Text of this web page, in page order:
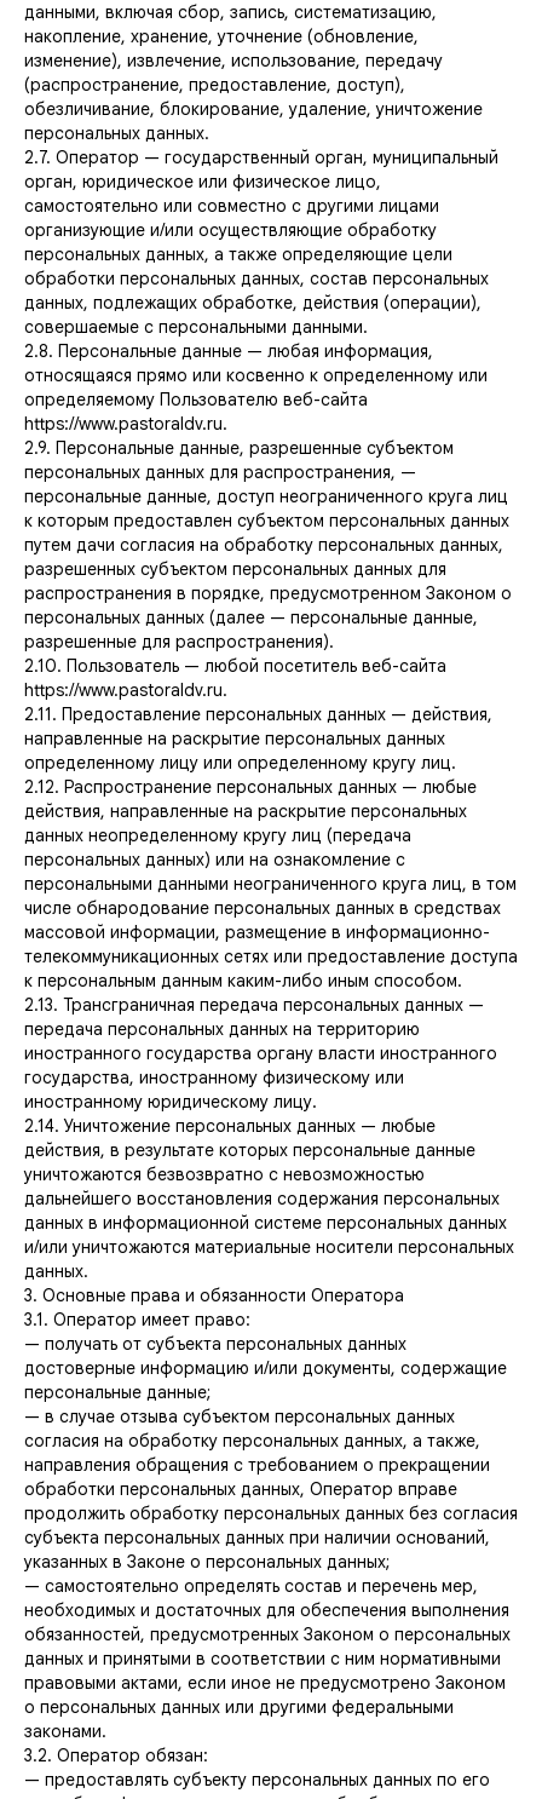
данными, включая сбор, запись, систематизацию,
накопление, хранение, уточнение (обновление,
изменение), извлечение, использование, передачу
(распространение, предоставление, доступ),
обезличивание, блокирование, удаление, уничтожение
персональных данных.
2.7. Оператор — государственный орган, муниципальный
орган, юридическое или физическое лицо,
самостоятельно или совместно с другими лицами
организующие и/или осуществляющие обработку
персональных данных, а также определяющие цели
обработки персональных данных, состав персональных
данных, подлежащих обработке, действия (операции),
совершаемые с персональными данными.
2.8. Персональные данные — любая информация,
относящаяся прямо или косвенно к определенному или
определяемому Пользователю веб-сайта
https://www.pastoraldv.ru.
2.9. Персональные данные, разрешенные субъектом
персональных данных для распространения, —
персональные данные, доступ неограниченного круга лиц
к которым предоставлен субъектом персональных данных
путем дачи согласия на обработку персональных данных,
разрешенных субъектом персональных данных для
распространения в порядке, предусмотренном Законом о
персональных данных (далее — персональные данные,
разрешенные для распространения).
2.10. Пользователь — любой посетитель веб-сайта
https://www.pastoraldv.ru.
2.11. Предоставление персональных данных — действия,
направленные на раскрытие персональных данных
определенному лицу или определенному кругу лиц.
2.12. Распространение персональных данных — любые
действия, направленные на раскрытие персональных
данных неопределенному кругу лиц (передача
персональных данных) или на ознакомление с
персональными данными неограниченного круга лиц, в том
числе обнародование персональных данных в средствах
массовой информации, размещение в информационно-
телекоммуникационных сетях или предоставление доступа
к персональным данным каким-либо иным способом.
2.13. Трансграничная передача персональных данных —
передача персональных данных на территорию
иностранного государства органу власти иностранного
государства, иностранному физическому или
иностранному юридическому лицу.
2.14. Уничтожение персональных данных — любые
действия, в результате которых персональные данные
уничтожаются безвозвратно с невозможностью
дальнейшего восстановления содержания персональных
данных в информационной системе персональных данных
и/или уничтожаются материальные носители персональных
данных.
3. Основные права и обязанности Оператора
3.1. Оператор имеет право:
— получать от субъекта персональных данных
достоверные информацию и/или документы, содержащие
персональные данные;
— в случае отзыва субъектом персональных данных
согласия на обработку персональных данных, а также,
направления обращения с требованием о прекращении
обработки персональных данных, Оператор вправе
продолжить обработку персональных данных без согласия
субъекта персональных данных при наличии оснований,
указанных в Законе о персональных данных;
— самостоятельно определять состав и перечень мер,
необходимых и достаточных для обеспечения выполнения
обязанностей, предусмотренных Законом о персональных
данных и принятыми в соответствии с ним нормативными
правовыми актами, если иное не предусмотрено Законом
о персональных данных или другими федеральными
законами.
3.2. Оператор обязан:
— предоставлять субъекту персональных данных по его